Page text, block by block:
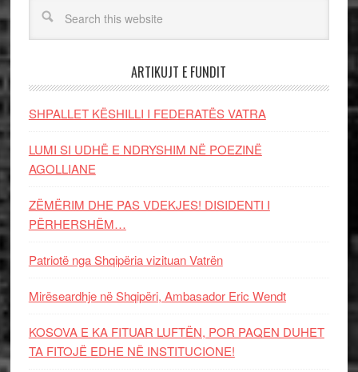
ARTIKUJT E FUNDIT
SHPALLET KËSHILLI I FEDERATËS VATRA
LUMI SI UDHË E NDRYSHIM NË POEZINË
AGOLLIANE
ZËMËRIM DHE PAS VDEKJES! DISIDENTI I
PËRHERSHËM…
Patriotë nga Shqipëria vizituan Vatrën
Mirëseardhje në Shqipëri, Ambasador Eric Wendt
KOSOVA E KA FITUAR LUFTËN, POR PAQEN DUHET
TA FITOJË EDHE NË INSTITUCIONE!